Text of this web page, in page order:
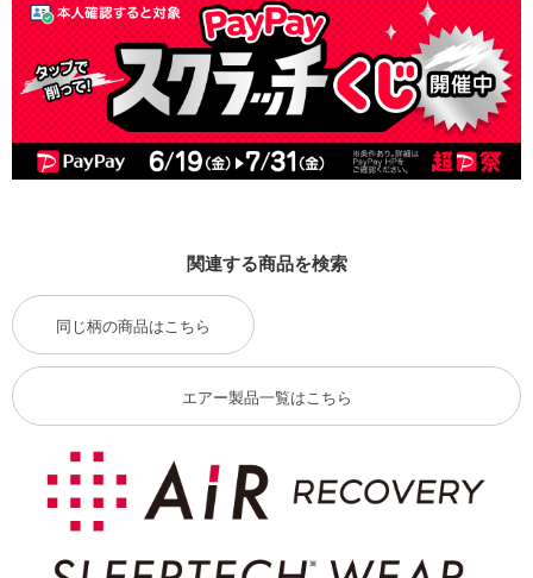
関連する商品を検索
同じ柄の商品はこちら
エアー製品一覧はこちら